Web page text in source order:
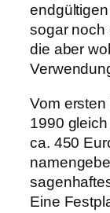
sogar noch
die aber
Vom
1990
ca. 450
Eine